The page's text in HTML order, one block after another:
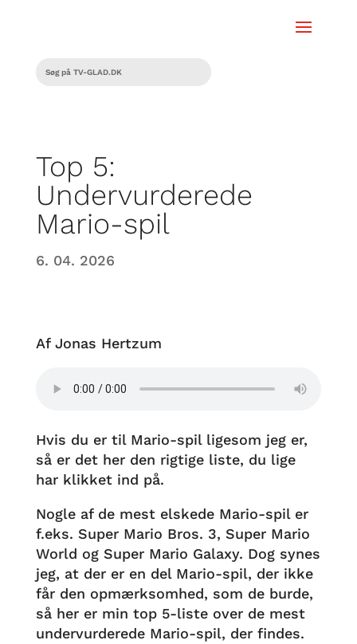
Top 5:
Undervurderede
Mario-spil
6. 04. 2026
Af Jonas Hertzum
Hvis du er til Mario-spil ligesom jeg er,
så er det her den rigtige liste, du lige
har klikket ind på.
Nogle af de mest elskede Mario-spil er
f.eks. Super Mario Bros. 3, Super Mario
World og Super Mario Galaxy. Dog synes
jeg, at der er en del Mario-spil, der ikke
får den opmærksomhed, som de burde,
så her er min top 5-liste over de mest
undervurderede Mario-spil, der findes.